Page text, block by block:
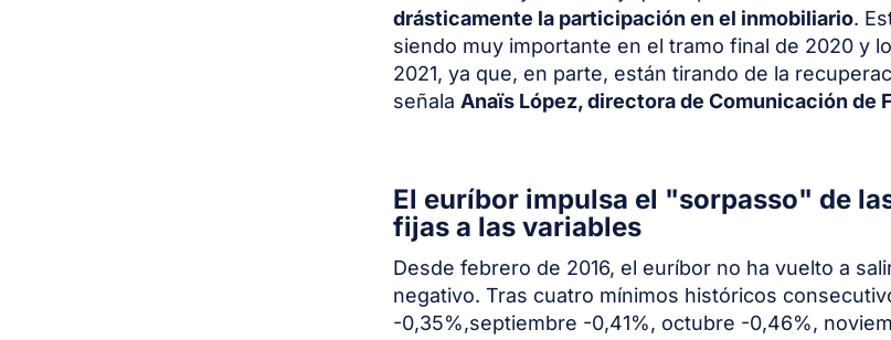
drásticamente la participación en el inmobiliario.
siendo muy importante en el tramo final de 2020 y
2021, ya que, en parte, están tirando de la
señala Anaïs López, directora de Comunicación de
El euríbor impulsa el "sorpasso" de
fijas a las variables
Desde febrero de 2016, el euríbor no ha vuelto a
negativo. Tras cuatro mínimos históricos
-0,35%,septiembre -0,41%, octubre -0,46%,